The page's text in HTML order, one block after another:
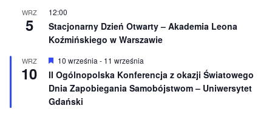
n
e
WRZ
5
12:00
Stacjonarny Dzień Otwarty – Akademia Leona
Koźmińskiego w Warszawie
WRZ
10
W
y
r
ó
ż
n
10 września - 11 września
II Ogólnopolska Konferencja z okazji Światowego
Dnia Zapobiegania Samobójstwom – Uniwersytet
Gdański